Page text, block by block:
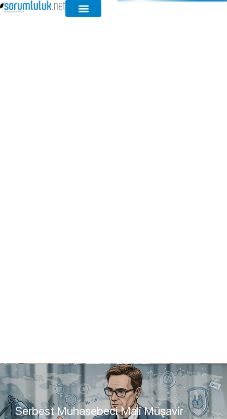
Serbest Muhasebeci Mali Müşavir